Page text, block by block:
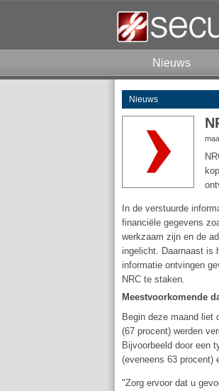
Nieuws
Nieuws
In de verstuurde
financiële gegevens
werkzaam zijn en de
ingelicht. Daarnaast is
informatie ontvingen
NRC te staken.
Meestvoorkomende
Begin deze maand liet
(67 procent) werden
Bijvoorbeeld door een
(eveneens 63 procent)
"Zorg ervoor dat u